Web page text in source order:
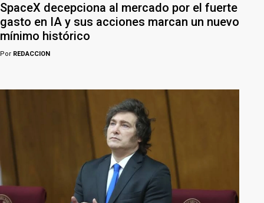
SpaceX decepciona al mercado por el fuerte
gasto en IA y sus acciones marcan un nuevo
mínimo histórico
Por REDACCION